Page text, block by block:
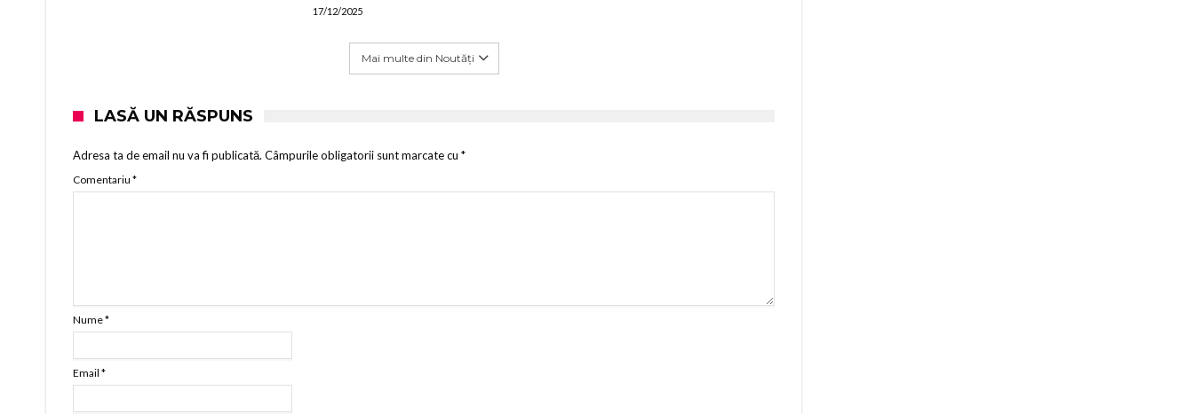
17/12/2025
Mai multe din Noutăți
LASĂ UN RĂSPUNS
Adresa ta de email nu va fi publicată. Câmpurile obligatorii sunt marcate cu *
Comentariu *
Nume*
Email *